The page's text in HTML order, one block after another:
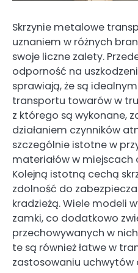
Skrzynie metalowe
uznaniem w różnych
swoje liczne zalety.
odporność na
sprawiają, że są
transportu towarów w
z którego są wykonane,
działaniem czynników
szczególnie istotne w
materiałów w miejscach
Kolejną istotną cechą
zdolność do
kradzieżą. Wiele modeli
zamki, co dodatkowo
przechowywanych w
te są również łatwe w
zastosowaniu uchwytów